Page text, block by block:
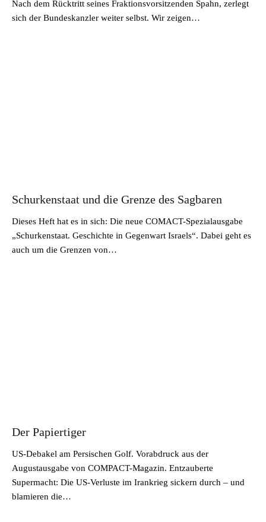
Nach dem Rücktritt seines Fraktionsvorsitzenden Spahn, zerlegt
sich der Bundeskanzler weiter selbst. Wir zeigen…
Schurkenstaat und die Grenze des Sagbaren
Dieses Heft hat es in sich: Die neue COMACT-Spezialausgabe
„Schurkenstaat. Geschichte in Gegenwart Israels“. Dabei geht es
auch um die Grenzen von…
Der Papiertiger
US-Debakel am Persischen Golf. Vorabdruck aus der
Augustausgabe von COMPACT-Magazin. Entzauberte
Supermacht: Die US-Verluste im Irankrieg sickern durch – und
blamieren die…